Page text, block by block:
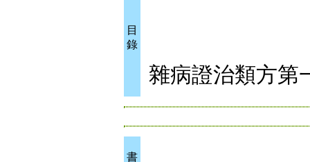
目
錄
雜病證治類方第
書